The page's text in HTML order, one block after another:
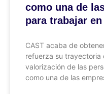
como una de
para trabajar en
CAST acaba de
refuerza su trayectoria
valorización de las
como una de las